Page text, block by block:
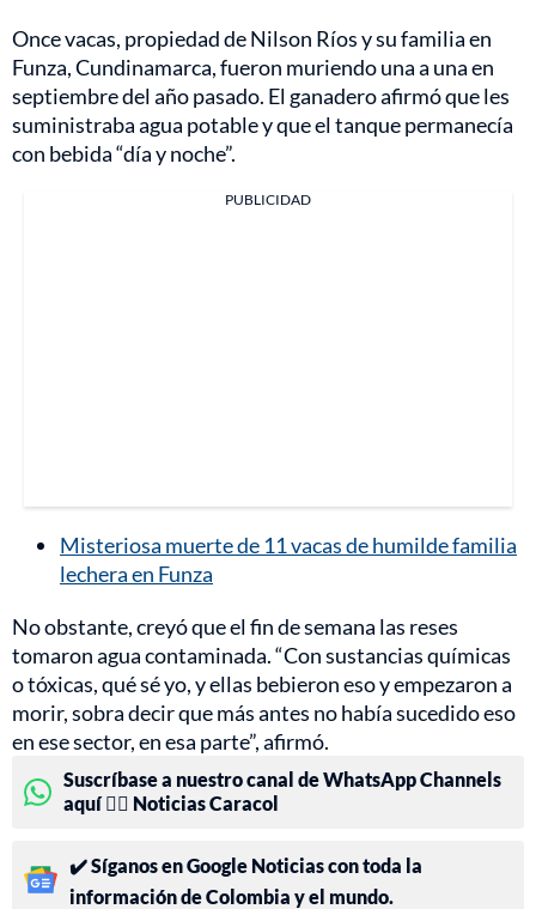
Once vacas, propiedad de Nilson Ríos y su familia en
Funza, Cundinamarca, fueron muriendo una a una en
septiembre del año pasado. El ganadero afirmó que les
suministraba agua potable y que el tanque permanecía
con bebida “día y noche”.
PUBLICIDAD
Misteriosa muerte de 11 vacas de humilde familia
lechera en Funza
No obstante, creyó que el fin de semana las reses
tomaron agua contaminada. “Con sustancias químicas
o tóxicas, qué sé yo, y ellas bebieron eso y empezaron a
morir, sobra decir que más antes no había sucedido eso
en ese sector, en esa parte”, afirmó.
Suscríbase a nuestro canal de WhatsApp Channels
aquí 👉🏻 Noticias Caracol
✔️ Síganos en Google Noticias con toda la
información de Colombia y el mundo.